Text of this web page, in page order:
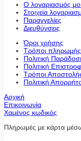
Ο λογαριασμός
Στοιχεία
Παραγγελίες
Διευθύνσεις
Όροι χρήσης
Τρόποι πληρωμής
Πολιτική
Πολιτική
Τρόποι
Πολιτική
Αρχική
Επικοινωνία
Χαμένος κωδικός
Πληρωμές με κάρτα